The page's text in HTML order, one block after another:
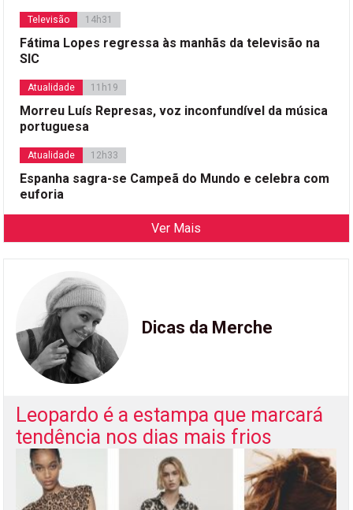
Televisão 14h31
Fátima Lopes regressa às manhãs da televisão na
SIC
Atualidade 11h19
Morreu Luís Represas, voz inconfundível da música
portuguesa
Atualidade 12h33
Espanha sagra-se Campeã do Mundo e celebra com
euforia
Ver Mais
Dicas da Merche
Leopardo é a estampa que marcará
tendência nos dias mais frios